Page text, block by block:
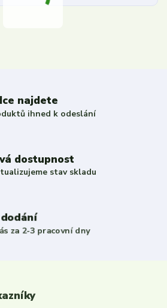
najdete
ihned k odeslání
dostupnost
stav skladu
za 2-3 pracovní dny